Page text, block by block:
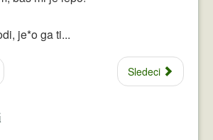
je*o ga ti...
Sledeci